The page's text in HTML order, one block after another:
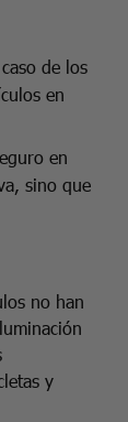
de los
en
en
sino que
no han
y